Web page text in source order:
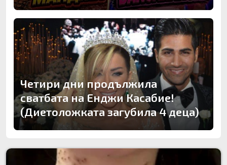
Четири дни продължила
сватбата на Енджи Касабие!
(Диетоложката загубила 4 деца)